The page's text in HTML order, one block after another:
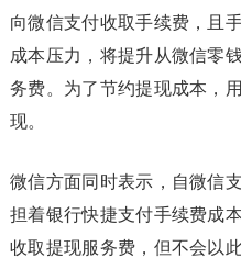
向微信支付收取手续费，且
成本压力，将提升从微信零
务费。为了节约提现成本，
现。
微信方面同时表示，自微信
担着银行快捷支付手续费成
收取提现服务费，但不会以